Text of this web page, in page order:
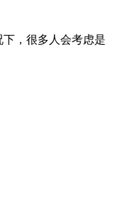
，很多人会考虑是